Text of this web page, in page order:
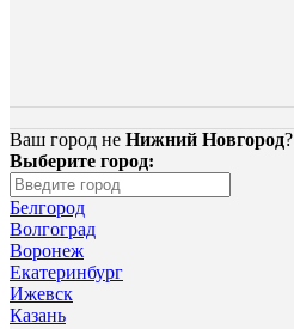
Ваш город не Нижний Новгород?
Выберите город:
Белгород
Волгоград
Воронеж
Екатеринбург
Ижевск
Казань